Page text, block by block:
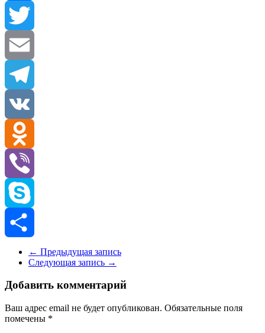
Facebook
Twitter
Email
Telegram
VK
Odnoklassniki
Viber
Skype
Отправить
← Предыдущая запись
Следующая запись →
Добавить комментарий
Ваш адрес email не будет опубликован. Обязательные поля
помечены *